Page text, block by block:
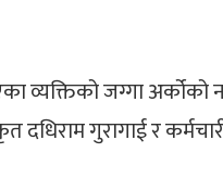
व्यक्तिको जग्गा अर्कोको
गुरागाई र